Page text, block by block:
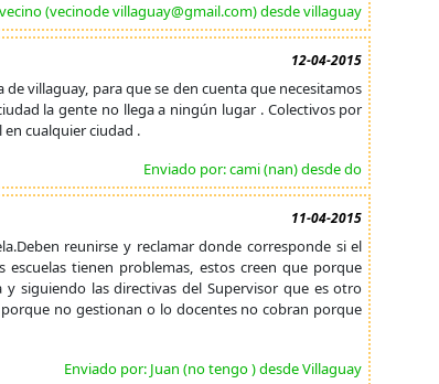
(vecinode villaguay@gmail.com) desde villaguay
12-04-2015
villaguay, para que se den cuenta que necesitamos
la gente no llega a ningún lugar . Colectivos por
en cualquier ciudad .
Enviado por: cami (nan) desde do
11-04-2015
reunirse y reclamar donde corresponde si el
tienen problemas, estos creen que porque
siguiendo las directivas del Supervisor que es otro
no gestionan o lo docentes no cobran porque
Enviado por: Juan (no tengo ) desde Villaguay